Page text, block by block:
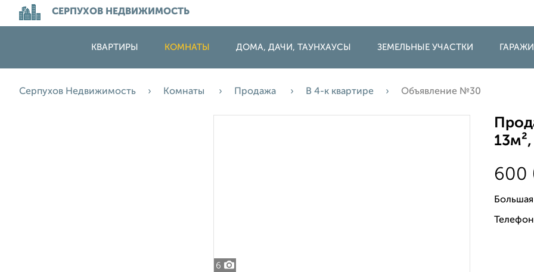
СЕРПУХОВ НЕДВИЖИМОСТЬ
КВАРТИРЫ КОМНАТЫ ДОМА, ДАЧИ, ТАУНХАУСЫ ЗЕМЕЛЬНЫЕ УЧАСТКИ
Серпухов Недвижимость Комнаты Продажа В 4-к квартире Объявление №30
6
600